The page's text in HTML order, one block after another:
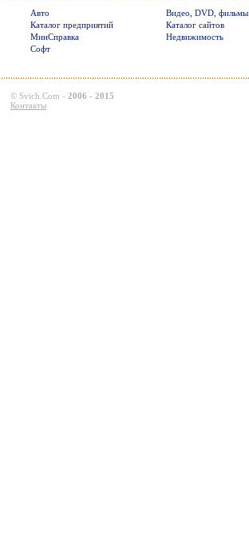
Авто Видео, DVD, фильмы
Каталог предприятий
Каталог сайтов
МинСправка
Недвижимость
Софт
© Svich.Com - 2006 - 2015
Контакты